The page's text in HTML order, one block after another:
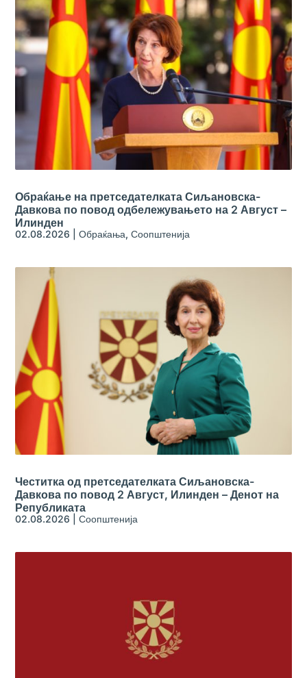
Обраќање на претседателката Сиљановска-
Давкова по повод одбележувањето на 2 Август –
Илинден
02.08.2026 |Обраќања,Соопштенија
Честитка од претседателката Сиљановска-
Давкова по повод 2 Август, Илинден – Денот на
Републиката
02.08.2026 |Соопштенија